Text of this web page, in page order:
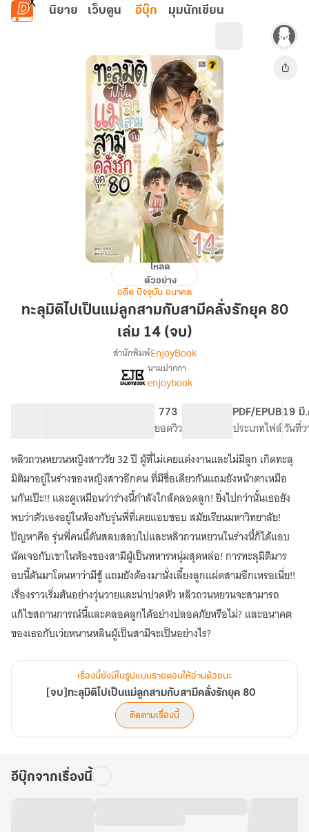
ข้ามไปยังเนื้อหาหลัก
นิยาย เว็บตูน อีบุ๊ก มุมนักเขียน
ไป
สามี
รัก
ยุค
เล่ม
14
(จบ)
โหลด
ตัวอย่าง
อดีต ปัจจุบัน อนาคต
ทะลุมิติไปเป็นแม่ลูกสามกับสามีคลั่งรักยุค 80
เล่ม 14 (จบ)
เรื่อง [จบ]ทะลุ
มิติ
ไป
เป็น
แม่
ลูก
สาม
กับ
สามี
คลั่ง
รัก
ยุค
80
สำนักพิมพ์EnjoyBook
นามปากกา
enjoybook
773
ยอดวิว
PDF/EPUB
ประเภทไฟล์
19 มี
วันที่ว
หลิวถวนหยวนหญิงสาววัย 32 ปี ผู้ที่ไม่เคยแต่งงานและไม่มีลูก เกิดทะลุ
มิติมาอยู่ในร่างของหญิงสาวอีกคน ที่มีชื่อเดียวกันแถมยังหน้าตาเหมือ
นกันเป๊ะ!! และดูเหมือนว่าร่างนี้กำลังใกล้คลอดลูก! ยิ่งไปกว่านั้นเธอยัง
พบว่าตัวเองอยู่ในห้องกับรุ่นพี่ที่เคยแอบชอบ สมัยเรียนมหาวิทยาลัย!
ปัญหาคือ รุ่นพี่คนนี้ดันสลบสลบไปและหลิวถวนหยวนในร่างนี้ก็ได้แอบ
นัดเจอกับเขาในห้องของสามีผู้เป็นทหารหนุ่มสุดหล่อ! การทะลุมิติมาร
อบนี้ดันมาโดนหาว่ามีชู้ แถมยังต้องมานั่งเลี้ยงลูกแฝดสามอีกเหรอเนี่ย!!
เรื่องราวเริ่มต้นอย่างวุ่นวายและน่าปวดหัว หลิวถวนหยวนจะสามารถ
แก้ไขสถานการณ์นี้และคลอดลูกได้อย่างปลอดภัยหรือไม่? และอนาคต
ของเธอกับเว่ยหนานหลินผู้เป็นสามีจะเป็นอย่างไร?
เรื่องนี้ยังมีในรูปแบบรายตอนให้อ่านด้วยนะ
[จบ]ทะลุมิติไปเป็นแม่ลูกสามกับสามีคลั่งรักยุค 80
ติดตามเรื่องนี้
อีบุ๊กจากเรื่องนี้